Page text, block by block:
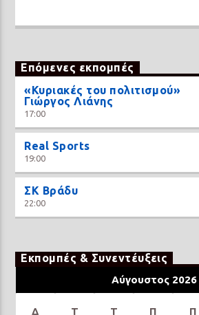
Επόμενες εκπομπές
«Κυριακές του πολιτισμού»
Γιώργος Λιάνης
17:00
Real Sports
19:00
ΣΚ Βράδυ
22:00
Εκπομπές & Συνεντέυξεις
Αύγουστος 2026
Δ Τ Τ Π Π